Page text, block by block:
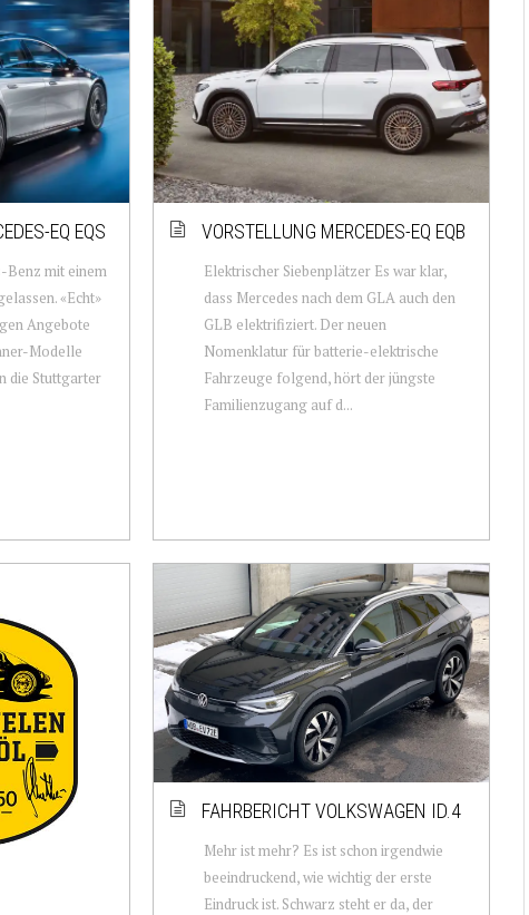
EQ EQS
Benz mit einem
«Echt»
Angebote
Modelle
die Stuttgarter
VORSTELLUNG MERCEDES-EQ EQB
Elektrischer Siebenplätzer Es war klar,
dass Mercedes nach dem GLA auch den
GLB elektrifiziert. Der neuen
Nomenklatur für batterie-elektrische
Fahrzeuge folgend, hört der jüngste
Familienzugang auf d...
FAHRBERICHT VOLKSWAGEN ID.4
Mehr ist mehr? Es ist schon irgendwie
beeindruckend, wie wichtig der erste
Eindruck ist. Schwarz steht er da, der